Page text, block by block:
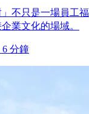
不只是一場員工
業文化的場域。
6 分鐘